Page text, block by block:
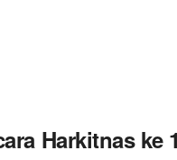
Harkitnas ke